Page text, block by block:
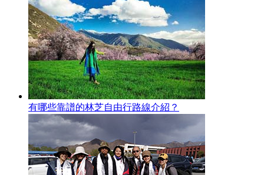
有哪些靠譜的林芝自由行路線介紹？